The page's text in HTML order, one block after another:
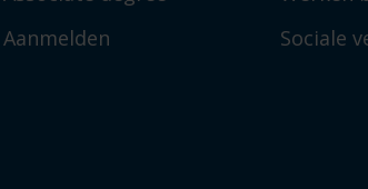
Aanmelden
Sociale